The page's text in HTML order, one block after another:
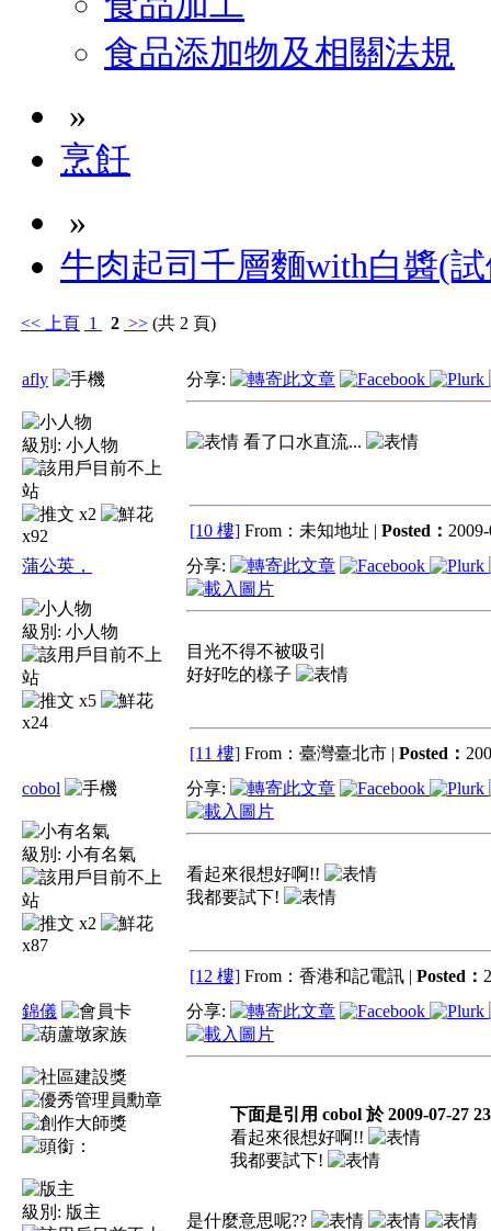
食品添加物及相關法規
»
烹飪
»
牛肉起司千層麵with白醬(
<< 上頁 1 2 >> (共 2 頁)
afly
級別: 小人物
x2
x92
分享:
看了口水直流...
[10 樓] From：未知地址 | Posted：
蒲公英，
級別: 小人物
x5
x24
分享:
目光不得不被吸引
好好吃的樣子
[11 樓] From：臺灣臺北市 | Posted：
cobol
級別: 小有名氣
x2
x87
分享:
看起來很想好啊!!
我都要試下!
[12 樓] From：香港和記電訊 | Posted：
錦儀
級別: 版主
分享:
下面是引用 cobol 於 2009-07-27
看起來很想好啊!!
我都要試下!
是什麼意思呢??